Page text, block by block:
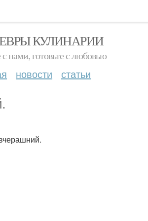
КУЛИНАРИИ
с нами, готовьте с любовью
новости статьи